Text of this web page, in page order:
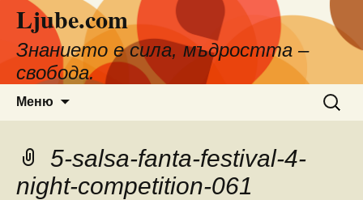
съдържанието
Ljube.com
Знанието е сила, мъдростта –
свобода.
Меню
за:
5-salsa-fanta-festival-4-
night-competition-061